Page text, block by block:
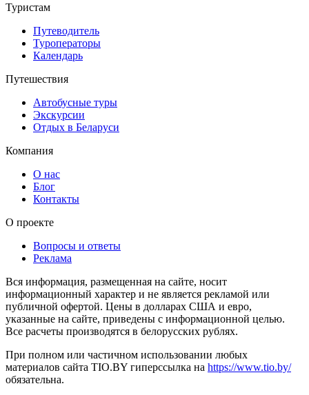
Туристам
Путеводитель
Туроператоры
Календарь
Путешествия
Автобусные туры
Экскурсии
Отдых в Беларуси
Компания
О нас
Блог
Контакты
О проекте
Вопросы и ответы
Реклама
Вся информация, размещенная на сайте, носит
информационный характер и не является рекламой или
публичной офертой. Цены в долларах США и евро,
указанные на сайте, приведены с информационной целью.
Все расчеты производятся в белорусских рублях.
При полном или частичном использовании любых
материалов сайта TIO.BY гиперссылка на https://www.tio.by/
обязательна.